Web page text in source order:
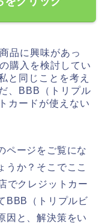
品に興味があっ
購入を検討してい
と同じことを考え
、BBB（トリプル
カードが使えない
ページをご覧にな
うか？そこでここ
でクレジットカー
BBB（トリプルビ
因と、解決策をい